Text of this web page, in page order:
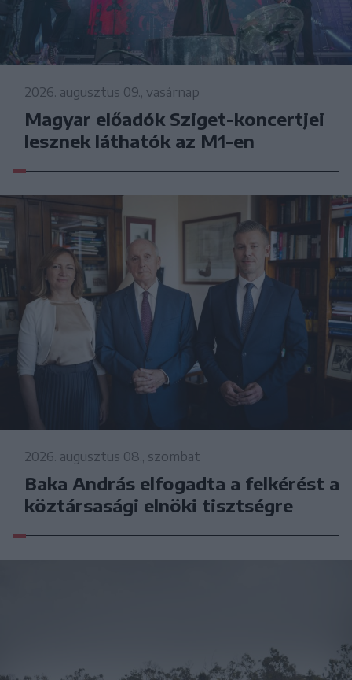
2026. augusztus 09., vasárnap
Magyar előadók Sziget-koncertjei
lesznek láthatók az M1-en
2026. augusztus 08., szombat
Baka András elfogadta a felkérést a
köztársasági elnöki tisztségre